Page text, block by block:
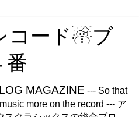
コード☃ブ
番
MAGAZINE --- So that
more on the record --- ア